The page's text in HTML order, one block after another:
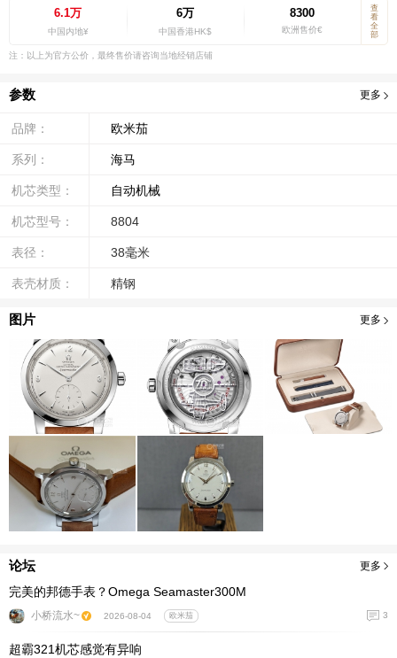
6.1万
中国内地¥
6万
中国香港HK$
8300
欧洲售价€
查
看
全
部
注：以上为官方公价，最终售价请咨询当地经销店铺
参数 更多
品牌： 欧米茄
系列： 海马
机芯类型： 自动机械
机芯型号： 8804
表径： 38毫米
表壳材质： 精钢
图片 更多
论坛 更多
完美的邦德手表？Omega Seamaster300M
小桥流水~ 2026-08-04 欧米茄 3
超霸321机芯感觉有异响